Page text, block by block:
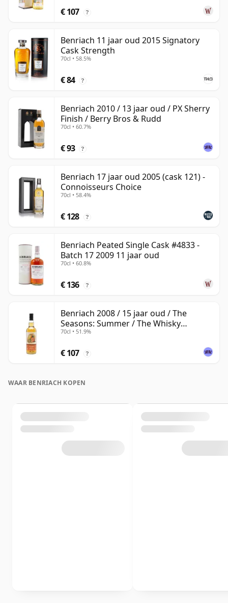
€ 107 ?
Benriach 11 jaar oud 2015 Signatory
Cask Strength
70cl • 58.5%
€ 84 ?
Benriach 2010 / 13 jaar oud / PX Sherry
Finish / Berry Bros & Rudd
70cl • 60.7%
€ 93 ?
Benriach 17 jaar oud 2005 (cask 121) -
Connoisseurs Choice
70cl • 58.4%
€ 128 ?
Benriach Peated Single Cask #4833 -
Batch 17 2009 11 jaar oud
70cl • 60.8%
€ 136 ?
Benriach 2008 / 15 jaar oud / The
Seasons: Summer / The Whisky
Exchange
70cl • 51.9%
€ 107 ?
WAAR BENRIACH KOPEN